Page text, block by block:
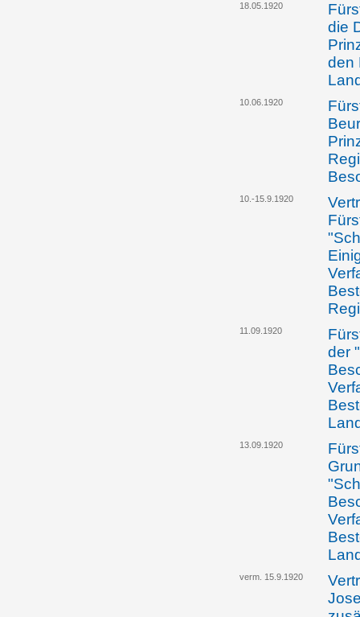
18.05.1920
die
den
10.06.1920
10.-15.9.1920
11.09.1920
der
13.09.1920
verm. 15.9.1920